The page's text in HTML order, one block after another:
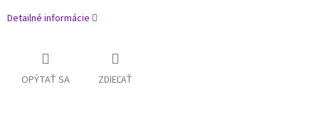
Detailné informácie
OPÝTAŤ SA ZDIEĽAŤ